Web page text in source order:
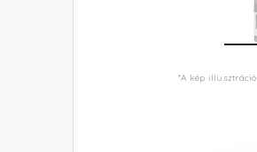
*A kép illusztráció